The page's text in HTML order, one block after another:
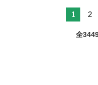
1 2
全